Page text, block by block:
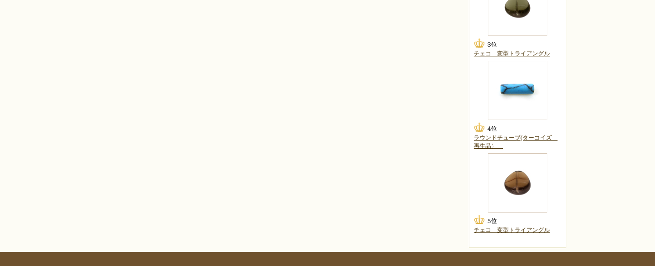
チェコ 変型トライアングル
ラウンドチューブ(ターコイズ
再生品）
チェコ 変型トライアングル